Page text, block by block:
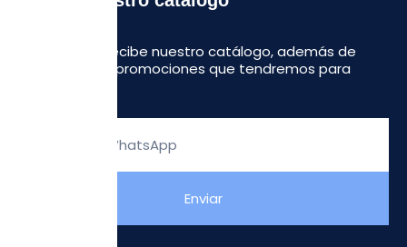
Regístrate y recibe nuestro catálogo, además de
algunas otras promociones que tendremos para
Enviar